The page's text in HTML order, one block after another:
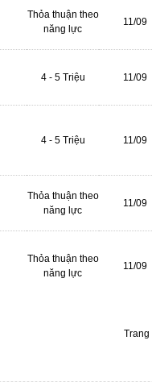
Thỏa thuận theo
năng lực
11/09
4 - 5 Triệu 11/09
4 - 5 Triệu 11/09
Thỏa thuận theo
năng lực
11/09
Thỏa thuận theo
năng lực
11/09
Trang